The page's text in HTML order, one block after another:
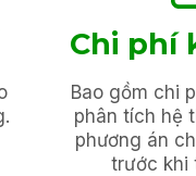
Chi phí
Bao gồm chi
phân tích hệ
phương án
trước khi